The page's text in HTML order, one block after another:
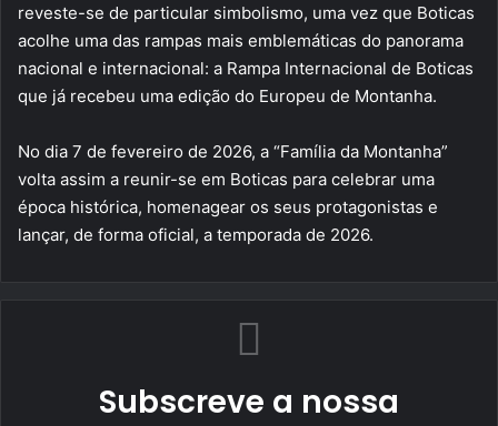
reveste-se de particular simbolismo, uma vez que Boticas
acolhe uma das rampas mais emblemáticas do panorama
nacional e internacional: a Rampa Internacional de Boticas
que já recebeu uma edição do Europeu de Montanha.
No dia 7 de fevereiro de 2026, a “Família da Montanha”
volta assim a reunir-se em Boticas para celebrar uma
época histórica, homenagear os seus protagonistas e
lançar, de forma oficial, a temporada de 2026.
Subscreve a nossa